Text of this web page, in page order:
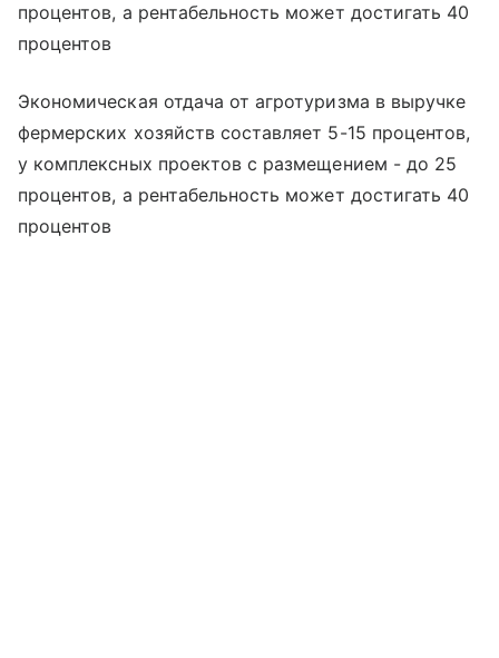
процентов, а рентабельность может достигать 40
процентов
Экономическая отдача от агротуризма в выручке
фермерских хозяйств составляет 5-15 процентов,
у комплексных проектов с размещением - до 25
процентов, а рентабельность может достигать 40
процентов